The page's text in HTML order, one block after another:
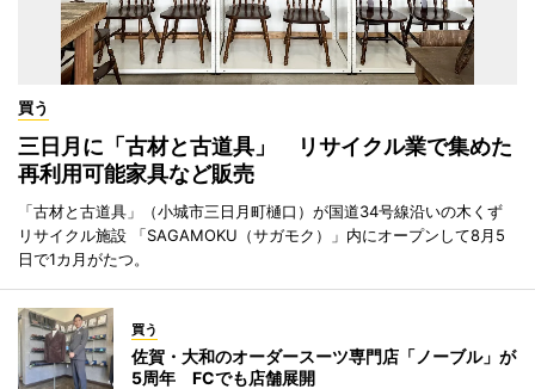
買う
三日月に「古材と古道具」 リサイクル業で集めた
再利用可能家具など販売
「古材と古道具」（小城市三日月町樋口）が国道34号線沿いの木くず
リサイクル施設 「SAGAMOKU（サガモク）」内にオープンして8月5
日で1カ月がたつ。
買う
佐賀・大和のオーダースーツ専門店「ノーブル」が
5周年 FCでも店舗展開